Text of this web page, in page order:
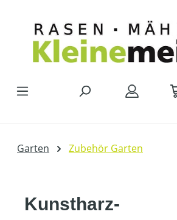
Garten Zubehör Garten
Kunstharz-